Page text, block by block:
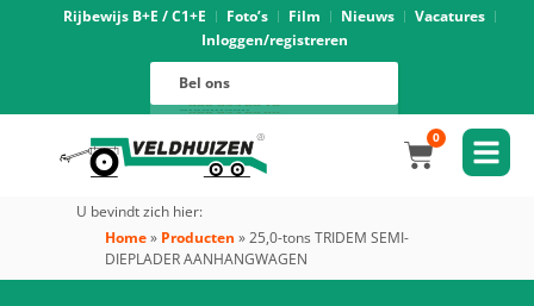
Rijbewijs B+E / C1+E Foto’s Film Nieuws
Vacatures
Inloggen/registreren
Bel ons
0
U bevindt zich hier:
Home» Producten »25,0-tons TRIDEM SEMI-
DIEPLADER AANHANGWAGEN